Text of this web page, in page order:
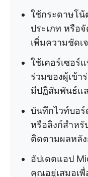
ใช้กระดาษโน้
ประเภท หรือ
เพิ่มความชัดเ
ใช้เคอร์เซอร์
ร่วมของผู้เข้า
มีปฏิสัมพันธ์แ
บันทึกไวท์บอ
หรือลิงก์สำห
ติดตามผลหลั
อัปเดตแอป
คุณอยู่เสมอเพื่